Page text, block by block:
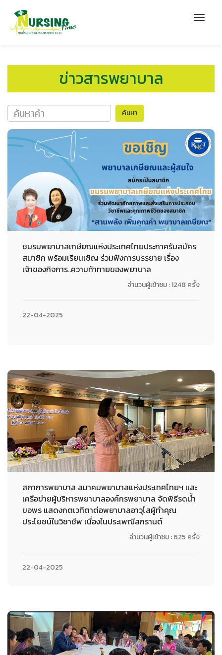
ข่าวสารพยาบาล
ค้นหา
ชมรมพยาบาลเกษียณแห่งประเทศไทยประกาศรับสมัคร
สมาชิก พร้อมเรียนเชิญ ร่วมฟังการบรรยาย เรื่อง
เจ้าของกิจการ..ความท้าทายของพยาบาล
จำนวนผู้เข้าชม : 1248 ครั้ง
22-04-2025
สภาการพยาบาล สมาคมพยาบาลแห่งประเทศไทยฯ และ
เครือข่ายผู้บริหารพยาบาลองค์กรพยาบาล จัดพิธีรดน้ำ
ขอพร แสดงกตเวทิตาต่อพยาบาลอาวุโสผู้ทำคุณ
ประโยชน์ในวิชาชีพ เนื่องในประเพณีสกรานต์
จำนวนผู้เข้าชม : 625 ครั้ง
22-04-2025